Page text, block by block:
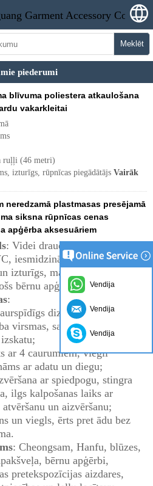
Meklēt
piederumi
blīvuma poliestera atkaulošana
vakarkleitai
ruļļi (46 metri)
izturīgs, rūpnīcas piegādātājs Vairāk
neredzamā plastmasas presējamā
siksna rūpnīcas cenas
apģērba aksesuāriem
: Videi draudzīgi caurspīdīgi
iesmidzināšanas formas,
izturīgs, mazgājams, bez
bērnu apģērbiem.
:
dizains, neredzams
virsmas, saglabā apģērbu
ar 4 caurumiem, viegli
ar adatu un diegu;
ar spiedpogu, stingra
ilgs kalpošanas laiks ar
un aizvēršanu;
un viegls, ērts pret ādu bez
: Cheongsam, Hanfu, blūzes,
bērnu apģērbi,
pretekspozīcijas aizdares,
Vendija
Vendija
Vendija